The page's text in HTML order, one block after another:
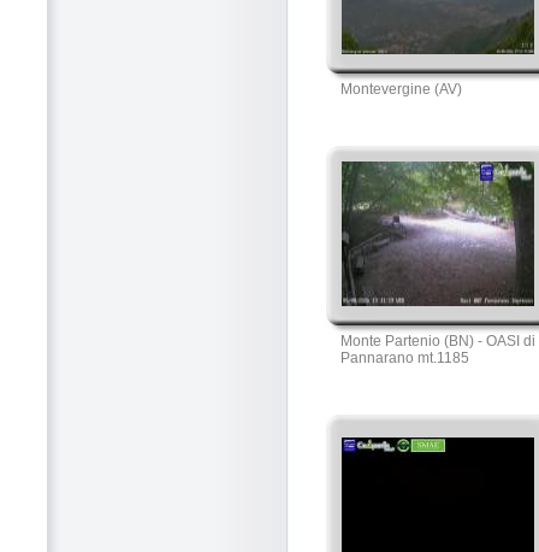
Montevergine (AV)
Monte Partenio (BN) - OASI di
Pannarano mt.1185